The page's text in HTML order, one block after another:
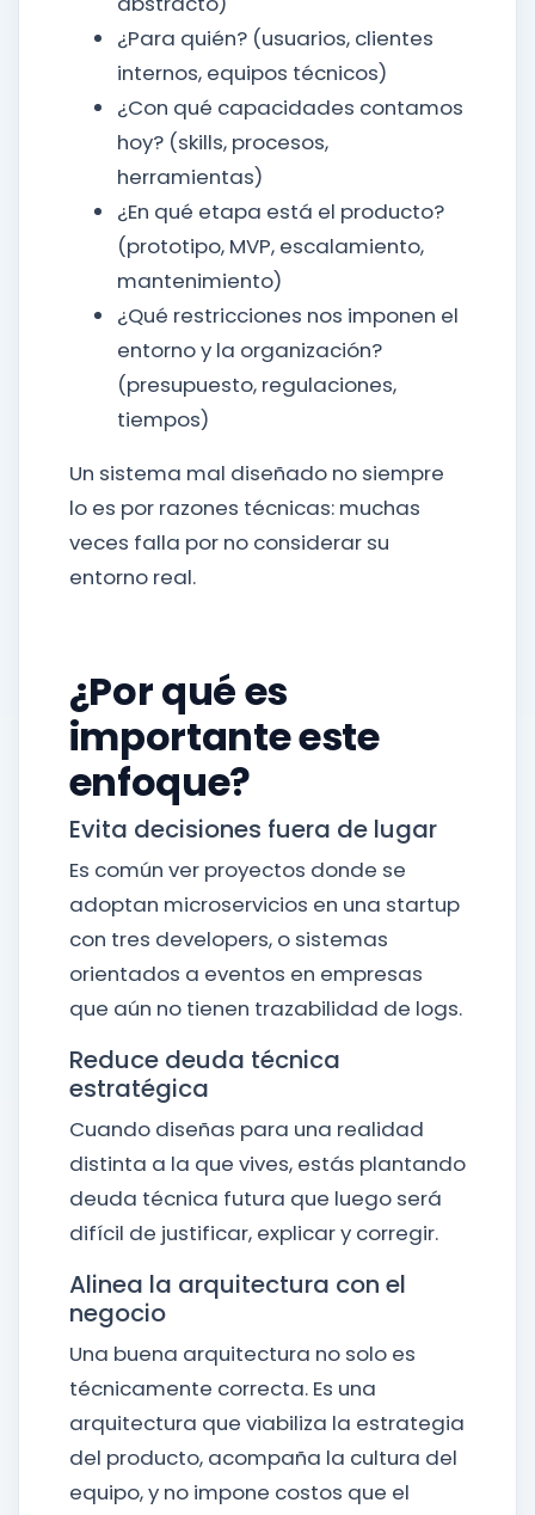
¿Para quién? (usuarios, clientes
internos, equipos técnicos)
¿Con qué capacidades contamos
hoy? (skills, procesos,
herramientas)
¿En qué etapa está el producto?
(prototipo, MVP, escalamiento,
mantenimiento)
¿Qué restricciones nos imponen el
entorno y la organización?
(presupuesto, regulaciones,
tiempos)
Un sistema mal diseñado no siempre
lo es por razones técnicas: muchas
veces falla por no considerar su
entorno real.
¿Por qué es
importante este
enfoque?
Evita decisiones fuera de lugar
Es común ver proyectos donde se
adoptan microservicios en una startup
con tres developers, o sistemas
orientados a eventos en empresas
que aún no tienen trazabilidad de logs.
Reduce deuda técnica
estratégica
Cuando diseñas para una realidad
distinta a la que vives, estás plantando
deuda técnica futura que luego será
difícil de justificar, explicar y corregir.
Alinea la arquitectura con el
negocio
Una buena arquitectura no solo es
técnicamente correcta. Es una
arquitectura que viabiliza la estrategia
del producto, acompaña la cultura del
equipo, y no impone costos que el